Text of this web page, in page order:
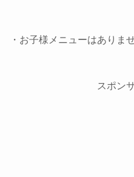
・お子様メニューはありませ
スポン